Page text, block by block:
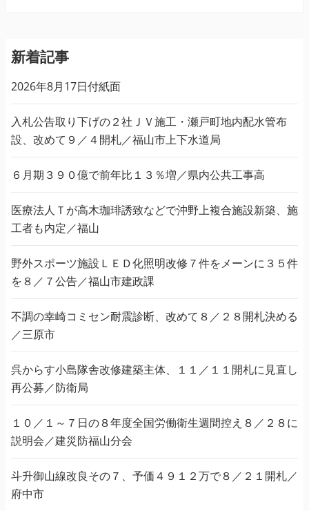
新着記事
2026年8月17日付紙面
入札公告取り下げの２社ＪＶ施工・瀬戸町地内配水管布
設、改めて９／４開札／福山市上下水道局
６月期３９０億で前年比１３％増／県内公共工事高
医療法人Ｔが高木珈琲誘致などで沖野上複合施設新築、施
工者も内定／福山
野外スポーツ施設ＬＥＤ化照明改修７件をメーンに３５件
を８／７公告／福山市建政課
不調の幸崎コミセン耐震診断、改めて８／２８開札決める
／三原市
呉からす小島隊舎改修建築主体、１１／１１開札に見直し
再公募／防衛局
１０／１～７日の８年度全国労働衛生週間控え８／２８に
説明会／建災防福山分会
斗升御山線改良その７、予価４９１２万で８／２１開札／
府中市